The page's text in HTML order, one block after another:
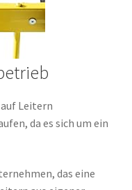
Leitern
da es sich um ein
das eine